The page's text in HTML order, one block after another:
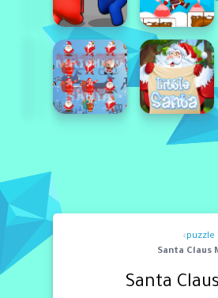
puzzle
›
Santa Claus
Santa